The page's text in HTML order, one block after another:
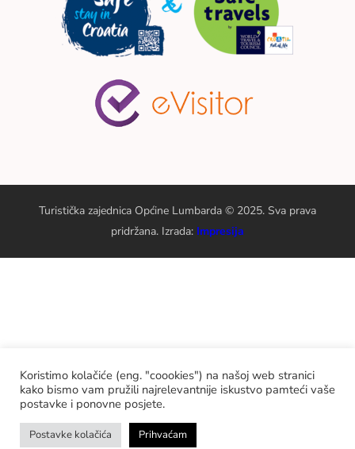
Turistička zajednica Općine Lumbarda © 2025. Sva prava
pridržana. Izrada: Impresija
Koristimo kolačiće (eng. "coookies") na našoj web stranici
kako bismo vam pružili najrelevantnije iskustvo pamteći vaše
postavke i ponovne posjete.
Postavke kolačića Prihvaćam